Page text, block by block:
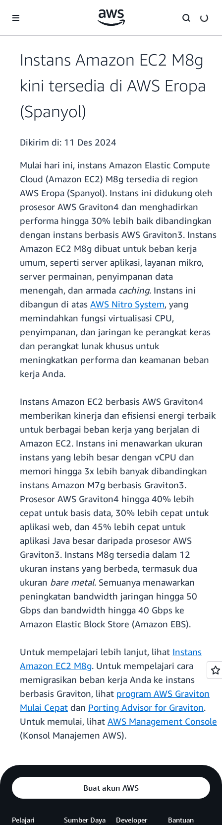
Instans Amazon EC2 M8g
kini tersedia di AWS Eropa
(Spanyol)
Dikirim di: 11 Des 2024
Mulai hari ini, instans Amazon Elastic Compute
Cloud (Amazon EC2) M8g tersedia di region
AWS Eropa (Spanyol). Instans ini didukung oleh
prosesor AWS Graviton4 dan menghadirkan
performa hingga 30% lebih baik dibandingkan
dengan instans berbasis AWS Graviton3. Instans
Amazon EC2 M8g dibuat untuk beban kerja
umum, seperti server aplikasi, layanan mikro,
server permainan, penyimpanan data
menengah, dan armada caching. Instans ini
dibangun di atas AWS Nitro System, yang
memindahkan fungsi virtualisasi CPU,
penyimpanan, dan jaringan ke perangkat keras
dan perangkat lunak khusus untuk
meningkatkan performa dan keamanan beban
kerja Anda.
Instans Amazon EC2 berbasis AWS Graviton4
memberikan kinerja dan efisiensi energi terbaik
untuk berbagai beban kerja yang berjalan di
Amazon EC2. Instans ini menawarkan ukuran
instans yang lebih besar dengan vCPU dan
memori hingga 3x lebih banyak dibandingkan
instans Amazon M7g berbasis Graviton3.
Prosesor AWS Graviton4 hingga 40% lebih
cepat untuk basis data, 30% lebih cepat untuk
aplikasi web, dan 45% lebih cepat untuk
aplikasi Java besar daripada prosesor AWS
Graviton3. Instans M8g tersedia dalam 12
ukuran instans yang berbeda, termasuk dua
ukuran bare metal. Semuanya menawarkan
peningkatan bandwidth jaringan hingga 50
Gbps dan bandwidth hingga 40 Gbps ke
Amazon Elastic Block Store (Amazon EBS).
Untuk mempelajari lebih lanjut, lihat Instans
Amazon EC2 M8g. Untuk mempelajari cara
memigrasikan beban kerja Anda ke instans
berbasis Graviton, lihat program AWS Graviton
Mulai Cepat dan Porting Advisor for Graviton.
Untuk memulai, lihat AWS Management Console
(Konsol Manajemen AWS).
Buat akun AWS
Pelajari Sumber Daya Developer Bantuan